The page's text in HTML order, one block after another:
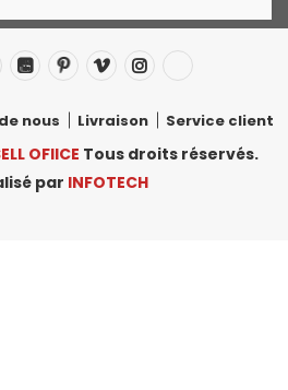
nous Livraison Service client
OFIICE Tous droits réservés.
par INFOTECH